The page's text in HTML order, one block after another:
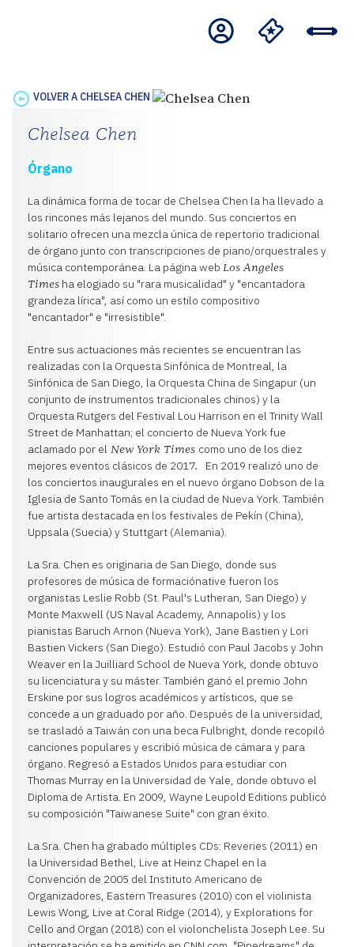
VOLVER A CHELSEA CHEN
Chelsea Chen
Órgano
La dinámica forma de tocar de Chelsea Chen la ha llevado a
los rincones más lejanos del mundo. Sus conciertos en
solitario ofrecen una mezcla única de repertorio tradicional
de órgano junto con transcripciones de piano/orquestrales y
música contemporánea. La página web Los Angeles
Times ha elogiado su "rara musicalidad" y "encantadora
grandeza lírica", así como un estilo compositivo
"encantador" e "irresistible".
Entre sus actuaciones más recientes se encuentran las
realizadas con la Orquesta Sinfónica de Montreal, la
Sinfónica de San Diego, la Orquesta China de Singapur (un
conjunto de instrumentos tradicionales chinos) y la
Orquesta Rutgers del Festival Lou Harrison en el Trinity Wall
Street de Manhattan; el concierto de Nueva York fue
aclamado por el New York Times como uno de los diez
mejores eventos clásicos de 2017.
En 2019 realizó uno de
los conciertos inaugurales en el nuevo órgano Dobson de la
Iglesia de Santo Tomás en la ciudad de Nueva York. También
fue artista destacada en los festivales de Pekín (China),
Uppsala (Suecia) y Stuttgart (Alemania).
La Sra. Chen es originaria de San Diego, donde sus
profesores de música de formaciónative fueron los
organistas Leslie Robb (St. Paul's Lutheran, San Diego) y
Monte Maxwell (US Naval Academy, Annapolis) y los
pianistas Baruch Arnon (Nueva York), Jane Bastien y Lori
Bastien Vickers (San Diego). Estudió con Paul Jacobs y John
Weaver en la Juilliard School de Nueva York, donde obtuvo
su licenciatura y su máster. También ganó el premio John
Erskine por sus logros académicos y artísticos, que se
concede a un graduado por año. Después de la universidad,
se trasladó a Taiwán con una beca Fulbright, donde recopiló
canciones populares y escribió música de cámara y para
órgano. Regresó a Estados Unidos para estudiar con
Thomas Murray en la Universidad de Yale, donde obtuvo el
Diploma de Artista. En 2009, Wayne Leupold Editions publicó
su composición "Taiwanese Suite" con gran éxito.
La Sra. Chen ha grabado múltiples CDs: Reveries (2011) en
la Universidad Bethel, Live at Heinz Chapel en la
Convención de 2005 del Instituto Americano de
Organizadores, Eastern Treasures (2010) con el violinista
Lewis Wong, Live at Coral Ridge (2014), y Explorations for
Cello and Organ (2018) con el violonchelista Joseph Lee. Su